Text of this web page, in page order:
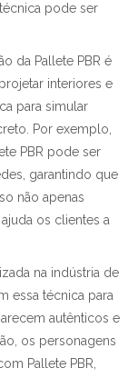
pode ser
da Pallete PBR é
interiores e
para simular
Por exemplo,
PBR pode ser
garantindo que
não apenas
os clientes a
na indústria de
essa técnica para
autênticos e
os personagens
Pallete PBR,